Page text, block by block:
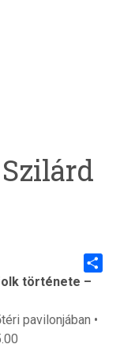
Share
története –
pavilonjában •